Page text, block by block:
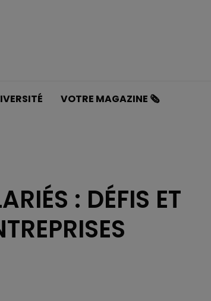
VOTRE MAGAZINE 🗞️
: DÉFIS ET